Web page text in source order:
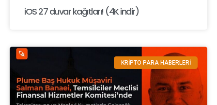
iOS 27 duvar kağıtları! (4K indir)
KRİPTO PARA HABERLERİ